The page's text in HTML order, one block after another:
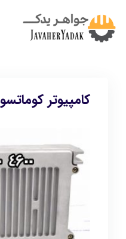
کامپیوتر کوماتسو 220